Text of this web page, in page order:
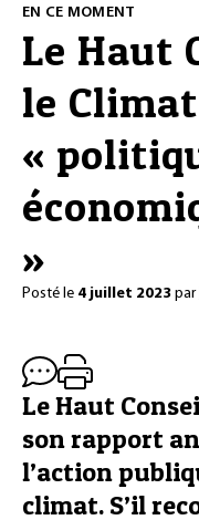
EN CE MOMENT
Le Haut
le
«
»
Posté le 4 juillet 2023 par
Le Haut
son rapport
l’action
climat. S’il